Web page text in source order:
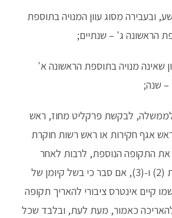
ובעבירה מסוג עוון המנויה בתוספת
הראשונה ג' – שנתיים;
שאינה מנויה בתוספת הראשונה א'
– שנה;
לממשלה, לבקשת פרקליט מחוז, ראש
אגף חקירות או ראש רשות חוקרת
התקופה הנוספת, לרבות לאחר
הארכתה לפי פסקאות (2) ו-(3), אם סבר כי בשל קיומן של
קיים אינטרס ציבורי להאריך תקופה
כאמור, מעת לעת, ובלבד שכל